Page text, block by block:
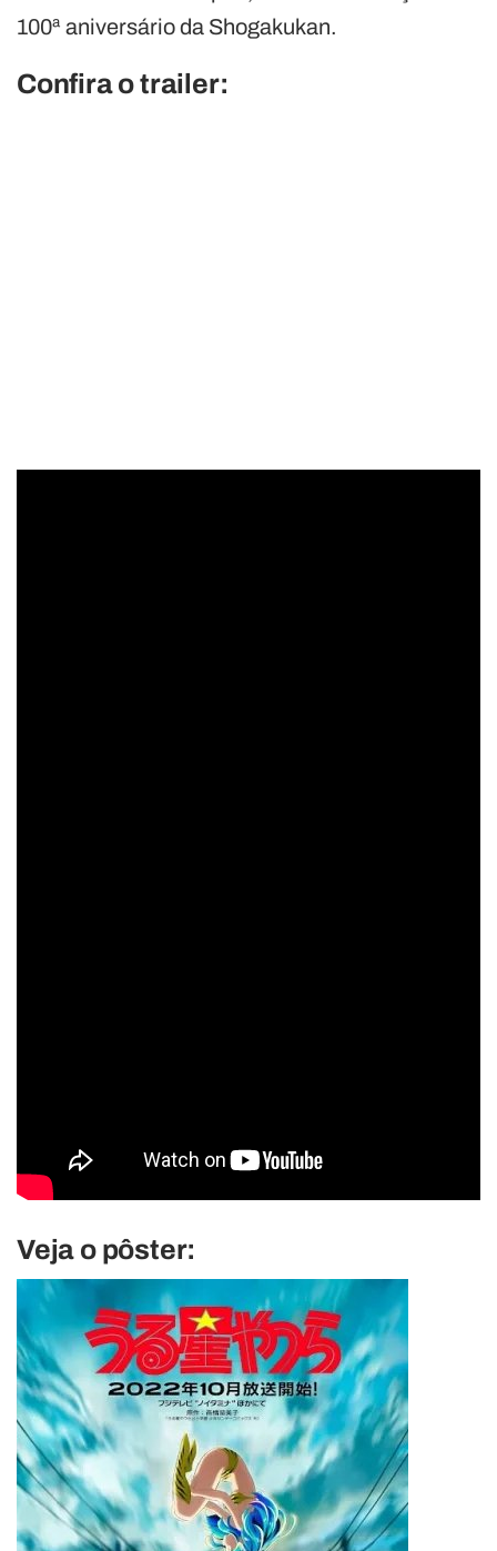
100ª aniversário da Shogakukan.
Confira o trailer:
Veja o pôster: